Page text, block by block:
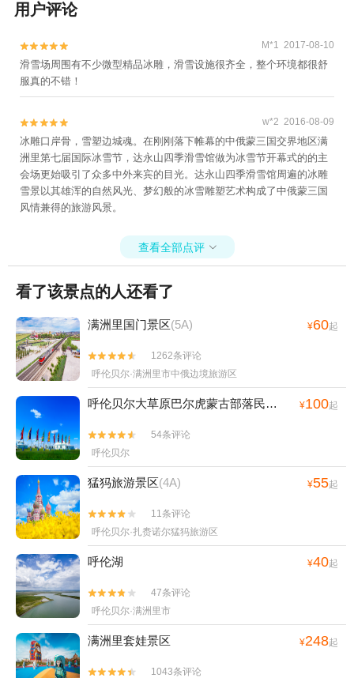
用户评论

 M*1 2017-08-10
滑雪场周围有不少微型精品冰雕，滑雪设施很齐全，整个环境都很舒
服真的不错！

 w*2 2016-08-09
冰雕口岸骨，雪塑边城魂。在刚刚落下帷幕的中俄蒙三国交界地区满
洲里第七届国际冰雪节，达永山四季滑雪馆做为冰雪节开幕式的的主
会场更始吸引了众多中外来宾的目光。达永山四季滑雪馆周遍的冰雕
雪景以其雄浑的自然风光、梦幻般的冰雪雕塑艺术构成了中俄蒙三国
风情兼得的旅游风景。
查看全部点评 
看了该景点的人还看了
满洲里国门景区(5A) ¥60起


1262条评论
呼伦贝尔·满洲里市中俄边境旅游区
呼伦贝尔大草原巴尔虎蒙古部落民俗旅游度假景区 ¥100起


54条评论
呼伦贝尔
猛犸旅游景区(4A) ¥55起


11条评论
呼伦贝尔·扎赉诺尔猛犸旅游区
呼伦湖 ¥40起


47条评论
呼伦贝尔·满洲里市
满洲里套娃景区 ¥248起

 1043条评论